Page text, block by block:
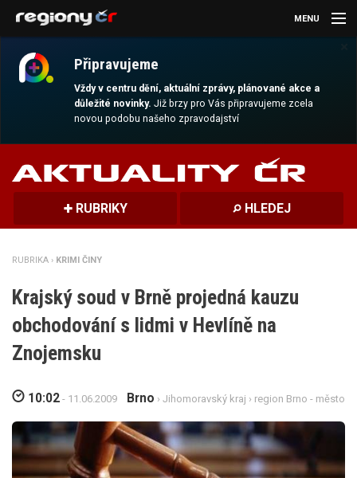
Připravujeme
Vždy v centru dění, aktuální zprávy, plánované akce a
důležité novinky.Již brzy pro Vás připravujeme zcela
novou podobu našeho zpravodajství
MENU
AKTUALITY
MAGAZÍN
DALŠÍ
REGION
RUBRIKY HLEDEJ
RUBRIKA › KRIMI ČINY
Krajský soud v Brně projedná kauzu
obchodování s lidmi v Hevlíně na
Znojemsku
10:02 - 11.06.2009 Brno › Jihomoravský kraj › region Brno - město